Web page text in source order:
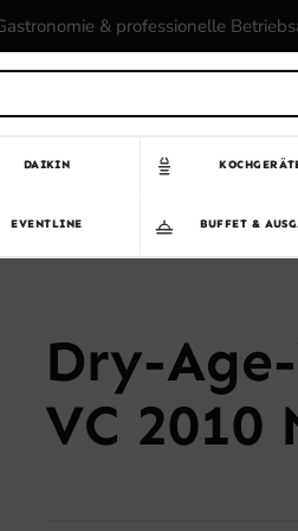
& professionelle
DAIKIN
EVENTLINE BUFFET &
Dry-
VC 2010